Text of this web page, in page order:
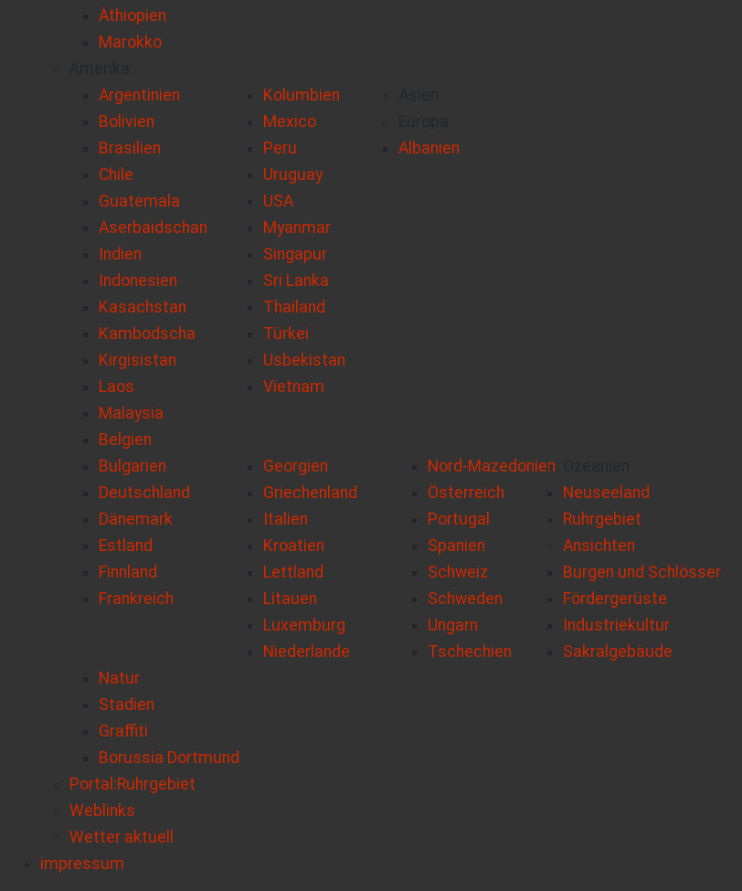
Äthiopien
Marokko
Argentinien
Bolivien
Brasilien
Chile
Guatemala
Kolumbien
Mexico
Peru
Uruguay
USA
Aserbaidschan
Indien
Indonesien
Kasachstan
Kambodscha
Kirgisistan
Laos
Malaysia
Myanmar
Singapur
Sri Lanka
Thailand
Türkei
Usbekistan
Vietnam
Albanien
Belgien
Bulgarien
Deutschland
Dänemark
Estland
Finnland
Frankreich
Georgien
Griechenland
Italien
Kroatien
Lettland
Litauen
Luxemburg
Niederlande
Nord-Mazedonien
Österreich
Portugal
Spanien
Schweiz
Schweden
Ungarn
Tschechien
Neuseeland
Ruhrgebiet
Ansichten
Burgen und Schlösser
Fördergerüste
Industriekultur
Sakralgebäude
Natur
Stadien
Graffiti
Borussia Dortmund
Portal:Ruhrgebiet
Weblinks
Wetter aktuell
impressum